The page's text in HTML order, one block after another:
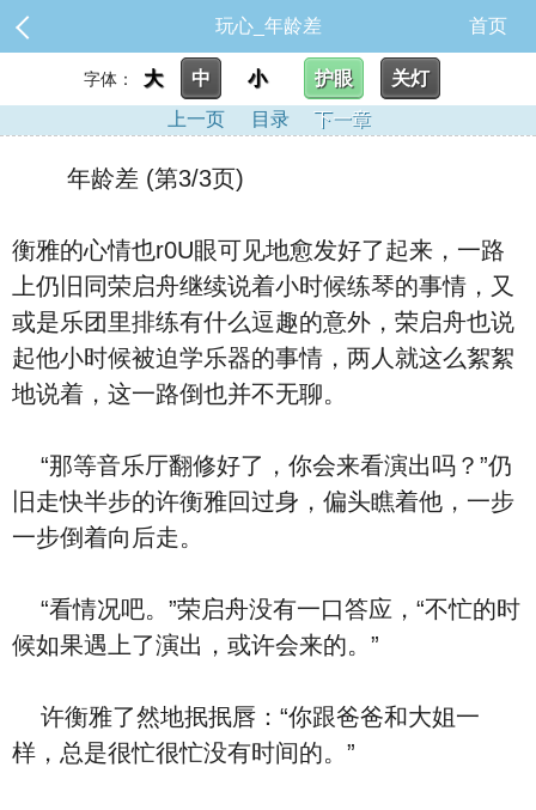
玩心_年龄差 首页
字体： 大 中 小 护眼
关灯
上一页
目录 下一章
年龄差 (第3/3页)
衡雅的心情也r0U眼可见地愈发好了起来，一路
上仍旧同荣启舟继续说着小时候练琴的事情，又
或是乐团里排练有什么逗趣的意外，荣启舟也说
起他小时候被迫学乐器的事情，两人就这么絮絮
地说着，这一路倒也并不无聊。
“那等音乐厅翻修好了，你会来看演出吗？”仍
旧走快半步的许衡雅回过身，偏头瞧着他，一步
一步倒着向后走。
“看情况吧。”荣启舟没有一口答应，“不忙的时
候如果遇上了演出，或许会来的。”
许衡雅了然地抿抿唇：“你跟爸爸和大姐一
样，总是很忙很忙没有时间的。”